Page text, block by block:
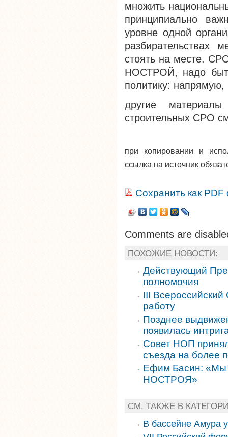
множить
принципиально
уровне одной
разбирательствах
стоять на месте.
НОСТРОЙ, надо
политику:
другие
строительных СРО
при копировании и
ссылка на источник
Сохранить как
Comments are
ПОХОЖИЕ НОВОСТИ:
Действующий
полномочия
III
работу
Позднее
появилась
Совет НОП
съезда на более
Ефим Басин: «Мы
НОСТРОЯ»
СМ. ТАКЖЕ В
В бассейне Амура